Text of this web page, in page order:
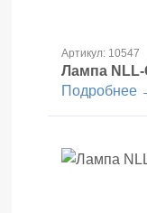
Артикул: 10547
Лампа NLL-
Подробнее